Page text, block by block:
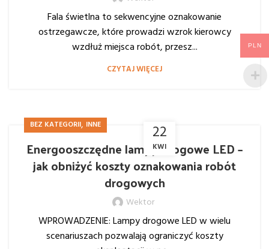
Fala świetlna to sekwencyjne oznakowanie
ostrzegawcze, które prowadzi wzrok kierowcy
wzdłuż miejsca robót, przesz...
CZYTAJ WIĘCEJ
22
KWI
BEZ KATEGORII, INNE
Energooszczędne lampy drogowe LED –
jak obniżyć koszty oznakowania robót
drogowych
Wektor
WPROWADZENIE: Lampy drogowe LED w wielu
scenariuszach pozwalają ograniczyć koszty
PLN